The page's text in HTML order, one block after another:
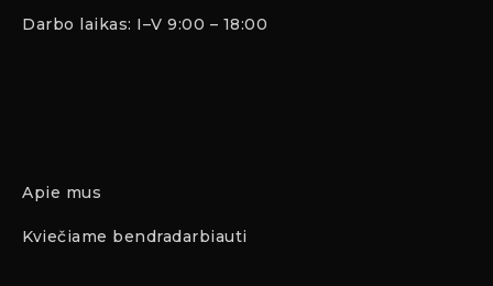
Darbo laikas: I–V 9:00 – 18:00
Apie mus
Kviečiame bendradarbiauti